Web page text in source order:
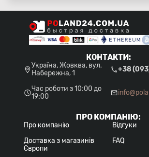
ПРО КОМПАНІЮ:
Про компанію
Доставка з магазинів
Європи
Відгуки
FAQ
КОНТАКТИ:
Україна, Жовква, вул.
Набережна, 1
Час роботи з 10:00 до
19:00
+38